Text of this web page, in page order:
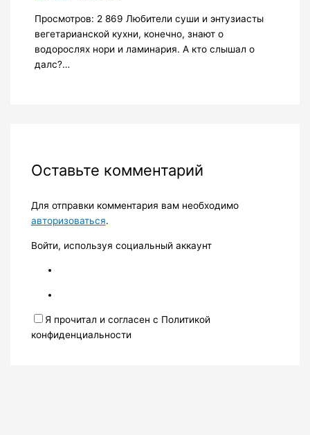
Просмотров: 2 869 Любители суши и энтузиасты
вегетарианской кухни, конечно, знают о
водорослях нори и ламинария. А кто слышал о
далс?…
Оставьте комментарий
Для отправки комментария вам необходимо
авторизоваться.
Войти, используя социальный аккаунт
Я прочитал и согласен с Политикой
конфиденциальности